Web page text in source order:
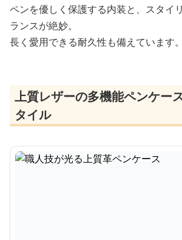
ペンを優しく保護する内装と、スタイ
ランスが絶妙。
長く愛用できる耐久性も備えています。
上質レザーの多機能ペンケー
タイル